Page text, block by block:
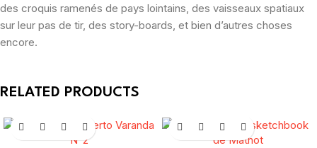
des croquis ramenés de pays lointains, des vaisseaux spatiaux
sur leur pas de tir, des story-boards, et bien d’autres choses
encore.
RELATED PRODUCTS